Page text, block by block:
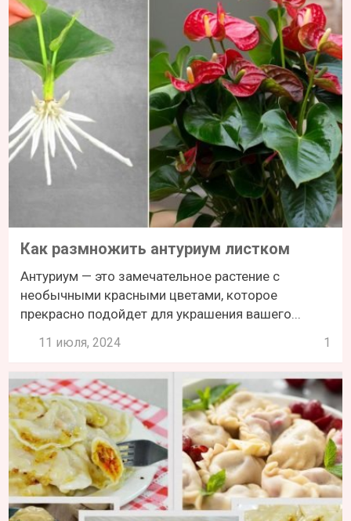
Как размножить антуриум листком
Антуриум — это замечательное растение с
необычными красными цветами, которое
прекрасно подойдет для украшения вашего...
11 июля, 2024 1